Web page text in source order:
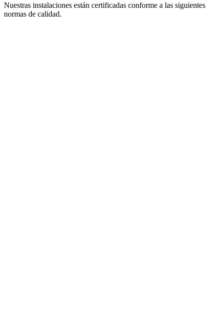
Nuestras instalaciones están certificadas conforme a las siguientes
normas de calidad.